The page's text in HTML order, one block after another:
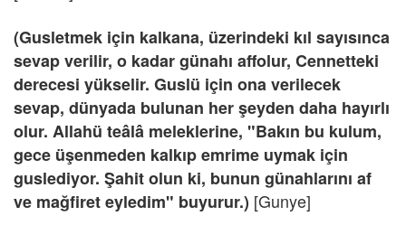
(Gusletmek için kalkana, üzerindeki kıl sayısınca
sevap verilir, o kadar günahı affolur, Cennetteki
derecesi yükselir. Guslü için ona verilecek
sevap, dünyada bulunan her şeyden daha hayırlı
olur. Allahü teâlâ meleklerine, "Bakın bu kulum,
gece üşenmeden kalkıp emrime uymak için
guslediyor. Şahit olun ki, bunun günahlarını af
ve mağfiret eyledim" buyurur.) [Gunye]